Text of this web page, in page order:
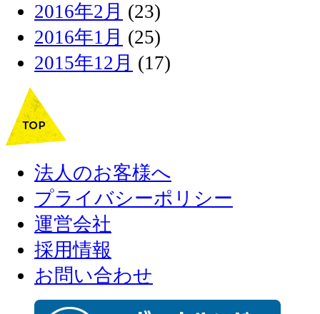
2016年2月 (23)
2016年1月 (25)
2015年12月 (17)
法人のお客様へ
プライバシーポリシー
運営会社
採用情報
お問い合わせ